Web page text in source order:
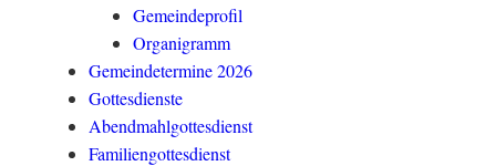
Gemeindeprofil
Organigramm
Gemeindetermine 2026
Gottesdienste
Abendmahlgottesdienst
Familiengottesdienst